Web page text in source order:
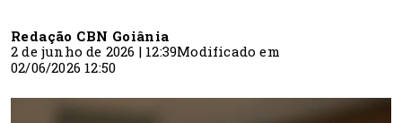
Redação CBN Goiânia
2 de junho de 2026 | 12:39Modificado em
02/06/2026 12:50